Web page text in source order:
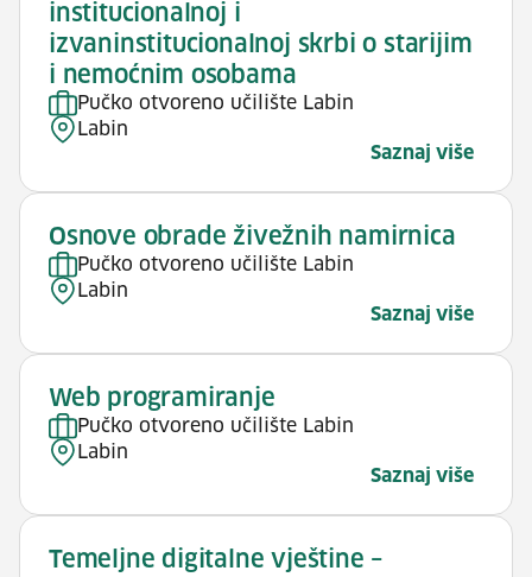
institucionalnoj i
izvaninstitucionalnoj skrbi o starijim
i nemoćnim osobama
Pučko otvoreno učilište Labin
Labin
Saznaj više
Osnove obrade živežnih namirnica
Pučko otvoreno učilište Labin
Labin
Saznaj više
Web programiranje
Pučko otvoreno učilište Labin
Labin
Saznaj više
Temeljne digitalne vještine –